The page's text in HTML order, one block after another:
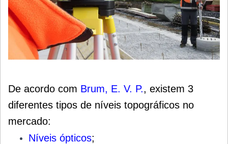
De acordo com Brum, E. V. P., existem 3
diferentes tipos de níveis topográficos no
mercado:
Níveis ópticos;